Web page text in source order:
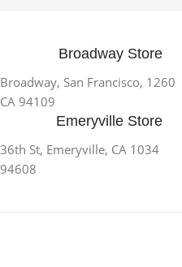
Broadway Store
1260 Broadway, San Francisco,
CA 94109
Emeryville Store
1034 36th St, Emeryville, CA
94608